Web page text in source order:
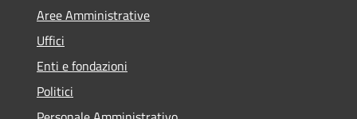
Aree Amministrative
Uffici
Enti e fondazioni
Politici